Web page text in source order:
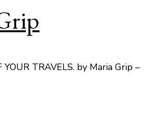
YOUR TRAVELS. by Maria Grip –